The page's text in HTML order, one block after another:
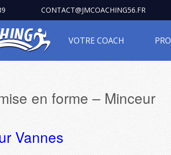
CONTACT@JMCOACHING56.FR
VOTRE COACH
en forme – Minceur
Vannes